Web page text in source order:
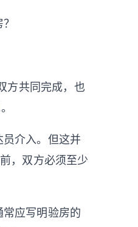
方共同完成，也
员介入。但这并
，双方必须至少
常应写明验房的